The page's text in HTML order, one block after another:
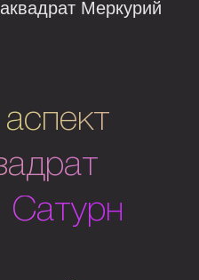
Меркурий
Сатурн